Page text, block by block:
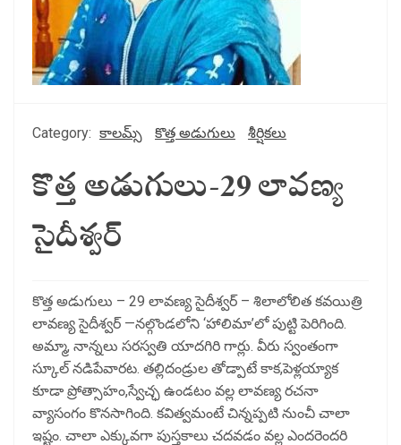
Category: కాలమ్స్ కొత్త అడుగులు శీర్షికలు
కొత్త అడుగులు-29 లావణ్య
సైదీశ్వర్
కొత్త అడుగులు – 29 లావణ్య సైదీశ్వర్ – శిలాలోలిత కవయిత్రి
లావణ్య సైదీశ్వర్ —నల్గొండలోని ‘హాలిమా’లో పుట్టి పెరిగింది.
అమ్మా, నాన్నలు సరస్వతి యాదగిరి గార్లు. వీరు స్వంతంగా
స్కూల్ నడిపేవారట. తల్లిదండ్రుల తోడ్పాటే కాక,పెళ్లయ్యాక
కూడా ప్రోత్సాహం,స్వేచ్ఛ ఉండటం వల్ల లావణ్య రచనా
వ్యాసంగం కొనసాగింది. కవిత్వమంటే చిన్నప్పటి నుంచీ చాలా
ఇష్టం. చాలా ఎక్కువగా పుస్తకాలు చదవడం వల్ల ఎందరెందరి